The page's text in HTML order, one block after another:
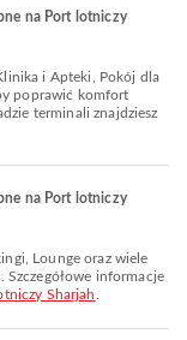
na Port lotniczy
poprawić komfort
terminali znajdziesz
na Port lotniczy
informacje
Sharjah